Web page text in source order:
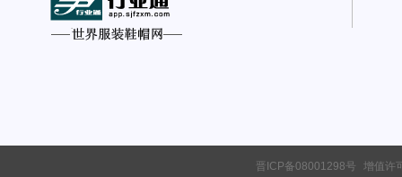
晋ICP备08001298号
增值许